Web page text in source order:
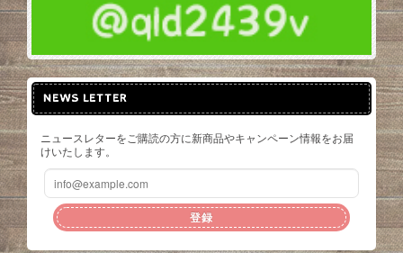
NEWS LETTER
ニュースレターをご購読の方に新商品やキャンペーン情報をお届
けいたします。
登録